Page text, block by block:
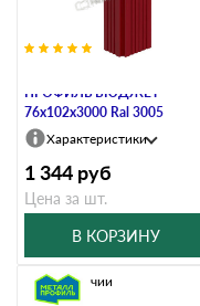
ПРОФИЛЬ БЮДЖЕТ
76х102х3000 Ral 3005
Характеристики
1 344 руб
Цена за шт.
В КОРЗИНУ
В наличии